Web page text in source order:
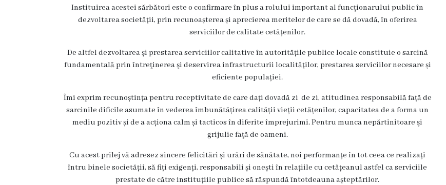
audiență
Aparatul
Competențele
primarului
Instituirea acestei sărbători este o confirmare în plus a rolului important al funcţionarului public în
dezvoltarea societății, prin recunoașterea și aprecierea meritelor de care se dă dovadă, în oferirea
serviciilor de calitate cetățenilor.
De altfel dezvoltarea și prestarea serviciilor calitative în autoritățile publice locale constituie o sarcină
fundamentală prin întreţinerea şi deservirea infrastructurii localităților, prestarea serviciilor necesare și
eficiente populației.
Îmi exprim recunoștința pentru receptivitate de care dați dovadă zi de zi, atitudinea responsabilă față de
sarcinile dificile asumate în vederea îmbunătățirea calității vieții cetățenilor, capacitatea de a forma un
mediu pozitiv și de a acționa calm și tacticos în diferite împrejurimi. Pentru munca nepărtinitoare şi
grijulie faţă de oameni.
Cu acest prilej vă adresez sincere felicitări și urări de sănătate, noi performanțe în tot ceea ce realizați
întru binele societății, să fiți exigenți, responsabili și onești în relațiile cu cetățeanul astfel ca serviciile
prestate de către instituțiile publice să răspundă întotdeauna așteptărilor.